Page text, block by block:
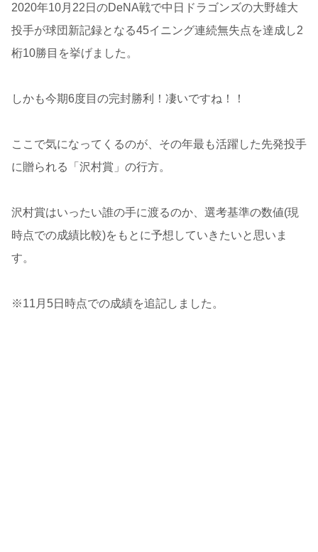
2020年10月22日のDeNA戦で中日ドラゴンズの大野雄大
投手が球団新記録となる45イニング連続無失点を達成し2
桁10勝目を挙げました。
しかも今期6度目の完封勝利！凄いですね！！
ここで気になってくるのが、その年最も活躍した先発投手
に贈られる「沢村賞」の行方。
沢村賞はいったい誰の手に渡るのか、選考基準の数値(現
時点での成績比較)をもとに予想していきたいと思いま
す。
※11月5日時点での成績を追記しました。